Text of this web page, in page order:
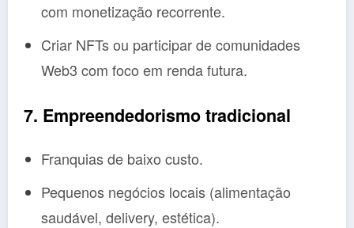
com monetização recorrente.
Criar NFTs ou participar de comunidades
Web3 com foco em renda futura.
7. Empreendedorismo tradicional
Franquias de baixo custo.
Pequenos negócios locais (alimentação
saudável, delivery, estética).